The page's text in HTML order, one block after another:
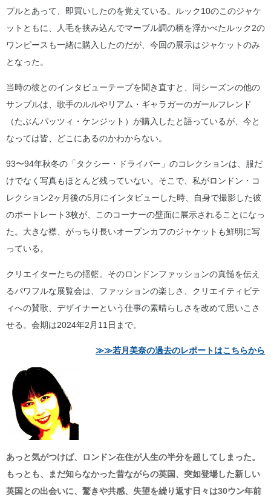
プルとあって、即買いしたのを覚えている。ルック10のこのジャケ
ットともに、人毛を挟み込んでマーブル調の柄を浮かべたルック2の
ワンピースも一緒に購入したのだが、今回の展示はジャケットのみ
となった。
当時の彼とのインタビューテープを聞き直すと、同シーズンの他の
サンプルは、歌手のルルやリアム・ギャラガーのガールフレンド
（たぶんパッツィ・ケンジット）が購入したと語っているが、今と
なっては皆、どこにあるのかわからない。
93〜94年秋冬の「タクシー・ドライバー」のコレクションは、服だ
けでなく写真もほとんど残っていない。そこで、私がロンドン・コ
レクション2ヶ月後の5月にインタビューした時、自身で撮影した彼
のポートレート3枚が、このコーナーの壁面に展示されることになっ
た。大きな襟、がっちり長いオープンカフのジャケットも鮮明に写
っている。
クリエイターたちの揺籃。そのロンドンファッションの真髄を伝え
るパワフルな展覧会は、ファッションの楽しさ、クリエイティビテ
ィへの賛歌、デザイナーという仕事の素晴らしさを改めて思いこさ
せる。会期は2024年2月11日まで。
≫≫若月美奈の過去のレポートはこちらから
あっと気がつけば、ロンドン在住が人生の半分を超してしまった。
もっとも、まだ知らなかった昔ながらの英国、突如登場した新しい
英国との出会いに、驚きや共感、失望を繰り返す日々は30ウン年前